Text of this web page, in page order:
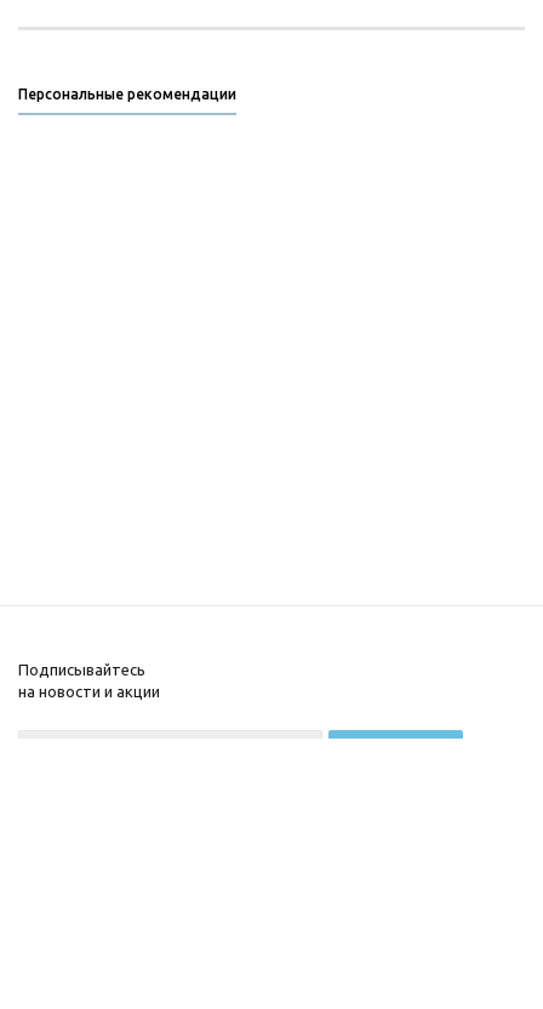
Персональные рекомендации
Подписывайтесь
на новости и акции